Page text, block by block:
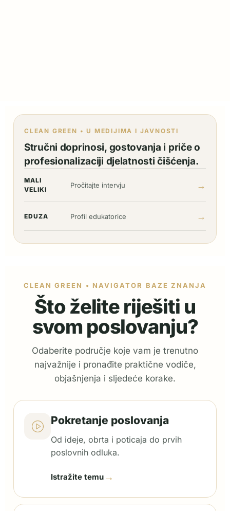
CLEAN GREEN • U MEDIJIMA I JAVNOSTI
Stručni doprinosi, gostovanja i priče o
profesionalizaciji djelatnosti čišćenja.
MALI
VELIKI
Pročitajte intervju →
EDUZA Profil edukatorice →
CLEAN GREEN • NAVIGATOR BAZE ZNANJA
Što želite riješiti u
svom poslovanju?
Odaberite područje koje vam je trenutno
najvažnije i pronađite praktične vodiče,
objašnjenja i sljedeće korake.
Pokretanje poslovanja
Od ideje, obrta i poticaja do prvih
poslovnih odluka.
Istražite temu →